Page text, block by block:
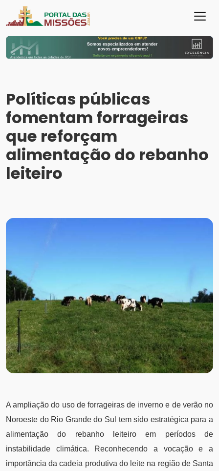
Políticas públicas
fomentam forrageiras
que reforçam
alimentação do rebanho
leiteiro
A ampliação do uso de forrageiras de inverno e de verão no
Noroeste do Rio Grande do Sul tem sido estratégica para a
alimentação do rebanho leiteiro em períodos de
instabilidade climática. Reconhecendo a vocação e a
importância da cadeia produtiva do leite na região de Santa